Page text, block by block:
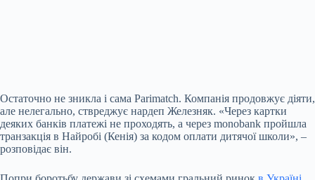
Остаточно не зникла і сама Parimatch. Компанія продовжує діяти,
але нелегально, ствреджує нардеп Железняк. «Через картки
деяких банків платежі не проходять, а через monobank пройшла
транзакція в Найробі (Кенія) за кодом оплати дитячої школи», –
розповідає він.